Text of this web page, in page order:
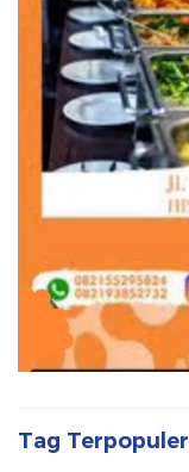
Tag Terpopuler